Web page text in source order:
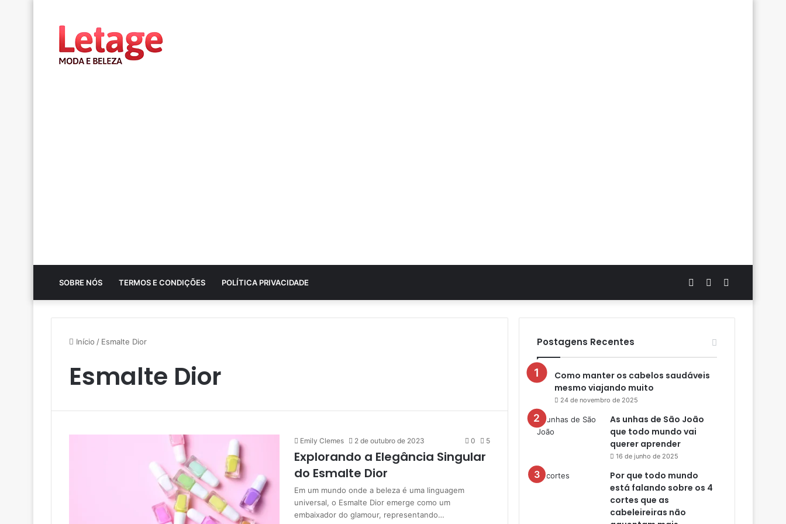
SOBRE NÓS TERMOS E CONDIÇÕES POLÍTICA PRIVACIDADE
por
Switch
skin
Artigo
aleatório
Início / Esmalte Dior
Esmalte Dior
Emily Clemes 2 de outubro de 2023 0 5
Explorando a Elegância Singular
do Esmalte Dior
Em um mundo onde a beleza é uma linguagem
universal, o Esmalte Dior emerge como um
embaixador do glamour, representando…
Postagens Recentes
Como manter os cabelos saudáveis
mesmo viajando muito
24 de novembro de 2025
As unhas de São João
que todo mundo vai
querer aprender
16 de junho de 2025
Por que todo mundo
está falando sobre os 4
cortes que as
cabeleireiras não